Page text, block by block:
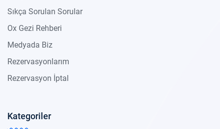
Sıkça Sorulan Sorular
Ox Gezi Rehberi
Medyada Biz
Rezervasyonlarım
Rezervasyon İptal
Kategoriler